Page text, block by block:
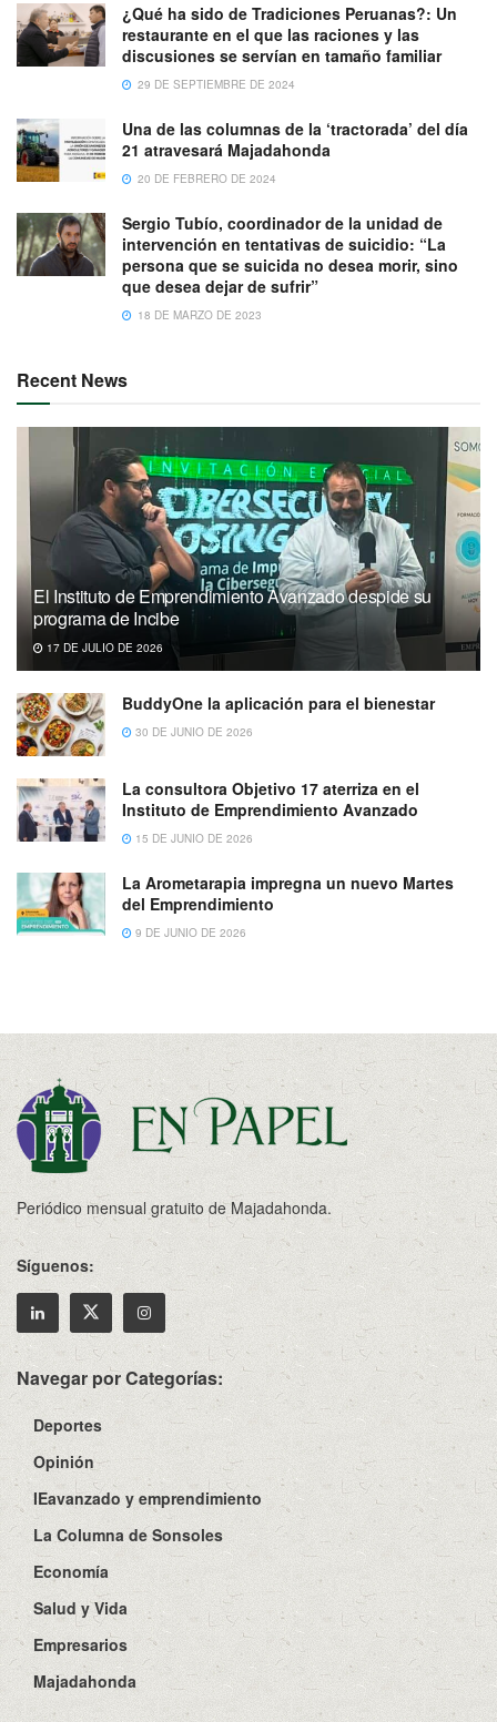
¿Qué ha sido de Tradiciones Peruanas?: Un
restaurante en el que las raciones y las
discusiones se servían en tamaño familiar
29 DE SEPTIEMBRE DE 2024
Una de las columnas de la ‘tractorada’ del día
21 atravesará Majadahonda
20 DE FEBRERO DE 2024
Sergio Tubío, coordinador de la unidad de
intervención en tentativas de suicidio: “La
persona que se suicida no desea morir, sino
que desea dejar de sufrir”
18 DE MARZO DE 2023
Recent News
El Instituto de Emprendimiento Avanzado despide su
programa de Incibe
17 DE JULIO DE 2026
BuddyOne la aplicación para el bienestar
30 DE JUNIO DE 2026
La consultora Objetivo 17 aterriza en el
Instituto de Emprendimiento Avanzado
15 DE JUNIO DE 2026
La Arometarapia impregna un nuevo Martes
del Emprendimiento
9 DE JUNIO DE 2026
Periódico mensual gratuito de Majadahonda.
Síguenos:
Navegar por Categorías:
Deportes
Opinión
IEavanzado y emprendimiento
La Columna de Sonsoles
Economía
Salud y Vida
Empresarios
Majadahonda